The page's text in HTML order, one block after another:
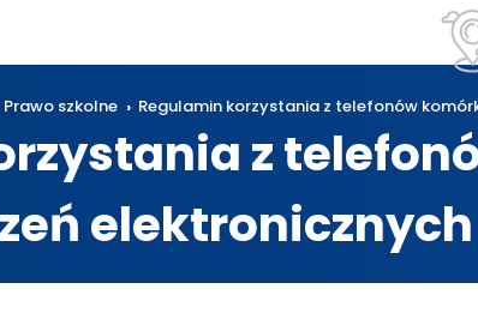
Prawo szkolne Regulamin korzystania z telefonów
z
elektronicznych